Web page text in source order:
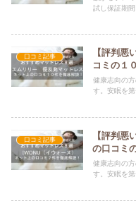
試し保証期
口コミ記事
【評判悪
コミの１
健康志向の
す。安眠を
口コミ記事
【評判悪
の口コミ
健康志向の
す。安眠を